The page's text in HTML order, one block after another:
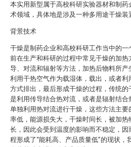
本实用新型属于高校科研实验器材和制药
术领域，具体地是涉及一种多用途干燥装
背景技术
干燥是制药企业和高校科研工作当中的一
前在生产和科研的过程中常见干燥的加热
导、对流和辐射等方法，加热后物料所产
利用干热空气作为载湿体，载出，或者利
方式排出，最后形成干燥的过程，传统的
是利用传导结合热对流，或者是辐射结合
单独利用热对流进行干燥，这些方法主要
率低，能源损失大，干燥时间长，被加热
长，因此会受到温度的影响而不稳定，因
程形成了“能耗高、产品质量低”的现状，